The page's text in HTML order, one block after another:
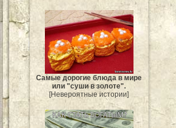
Самые дорогие блюда в мире
или "суши в золоте".
[Невероятные истории]